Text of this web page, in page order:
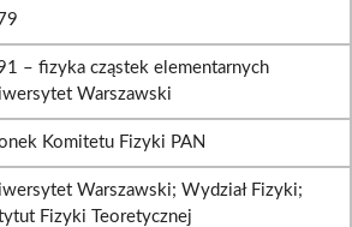
– fizyka cząstek elementarnych
Warszawski
Komitetu Fizyki PAN
Warszawski; Wydział Fizyki;
Fizyki Teoretycznej